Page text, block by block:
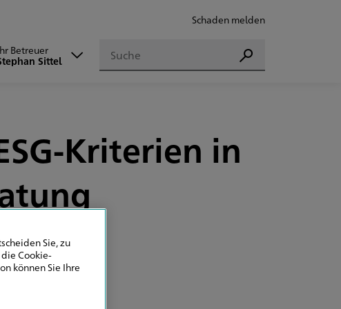
Schaden melden
Betreuer
Sittel
Suchen
Suchen
Kriterien in
Sie, zu
Cookie-
können Sie Ihre